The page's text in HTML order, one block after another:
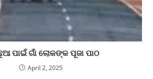
ଛୁଆ ପାଇଁ ଗାଁ ଲୋକଙ୍କ ପୂଜା ପାଠ
April 2, 2025